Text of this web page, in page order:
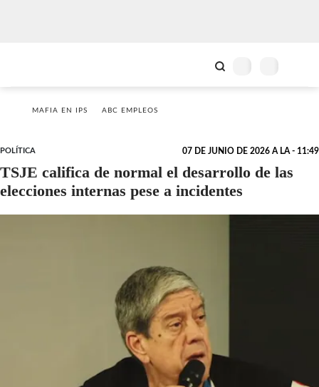
MAFIA EN IPS ABC EMPLEOS
POLÍTICA 07 DE JUNIO DE 2026 A LA - 11:49
TSJE califica de normal el desarrollo de las
elecciones internas pese a incidentes